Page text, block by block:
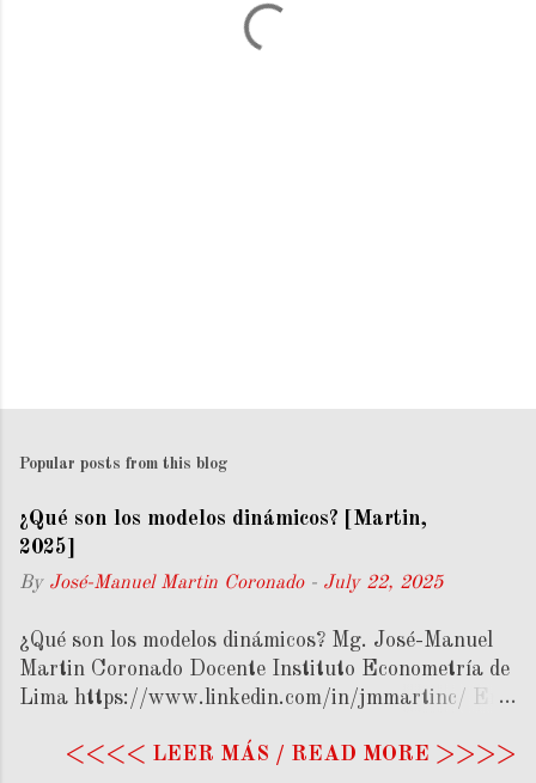
Popular posts from this blog
¿Qué son los modelos dinámicos? [Martin,
2025]
By José-Manuel Martin Coronado - July 22, 2025
¿Qué son los modelos dinámicos? Mg. José-Manuel
Martin Coronado Docente Instituto Econometría de
Lima https://www.linkedin.com/in/jmmartinc/ En
en la economía dinámica, destacando la importancia
<<<< LEER MÁS / READ MORE >>>>